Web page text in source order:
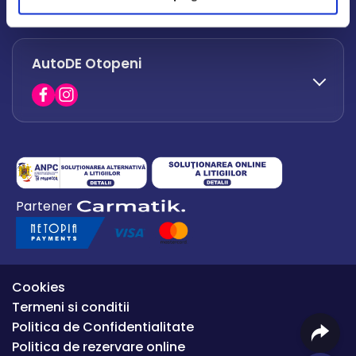
office.afumati@autode.ro
0730 063 852
0730 063 851
AutoDE Otopeni
0754 649 360
office.premium@autode.ro
Partener
Cookies
Termeni si conditii
Politica de Confidentialitate
Politica de rezervare online